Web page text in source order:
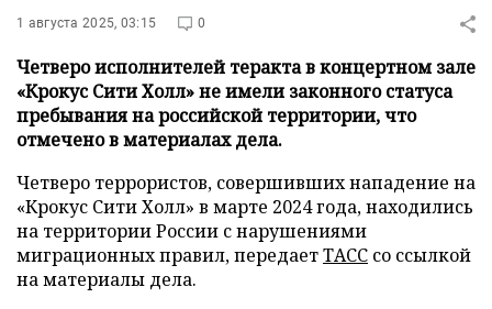
1 августа 2025, 03:15 0
Четверо исполнителей теракта в концертном зале
«Крокус Сити Холл» не имели законного статуса
пребывания на российской территории, что
отмечено в материалах дела.
Четверо террористов, совершивших нападение на
«Крокус Сити Холл» в марте 2024 года, находились
на территории России с нарушениями
миграционных правил, передаетТАСС со ссылкой
на материалы дела.